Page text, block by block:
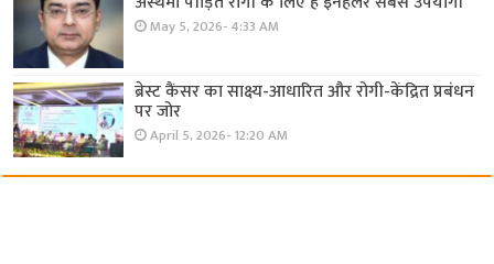
May 5, 2026- 4:33 AM
ब्रेस्ट कैंसर का साक्ष्य-आधारित और रोगी-केंद्रित प्रबंधन
पर जोर
April 5, 2026- 12:20 AM